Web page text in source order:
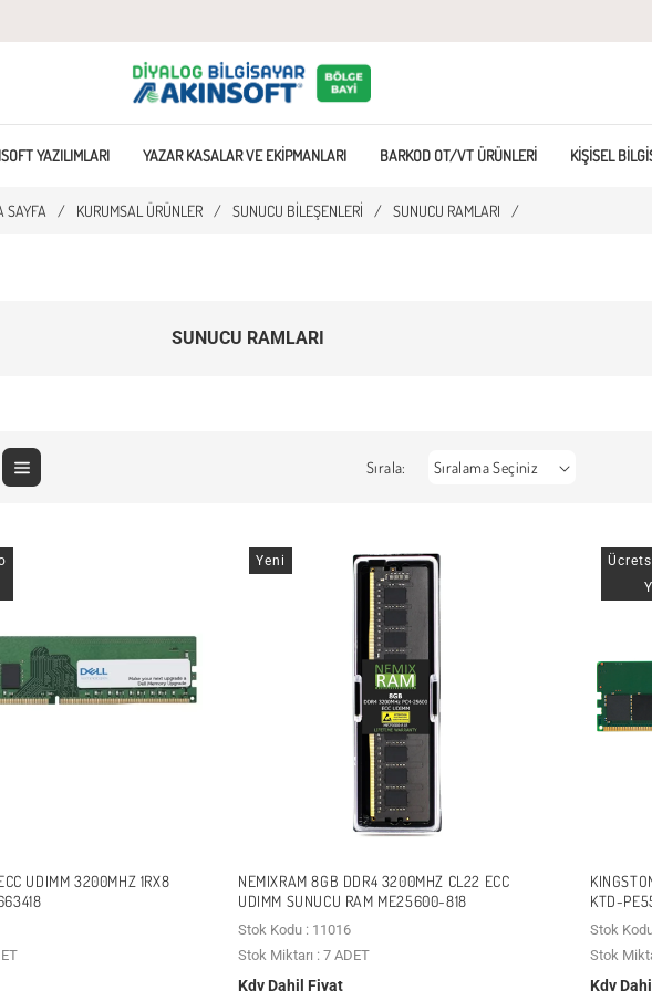
YAZILIMLARI YAZAR KASALAR VE EKIPMANLARI BARKOD OT/VT ÜRÜNLERI KIŞISEL
SAYFA / KURUMSAL ÜRÜNLER / SUNUCU BILEŞENLERI / SUNUCU RAMLARI /
SUNUCU RAMLARI
Sırala:
UDIMM 3200MHZ 1RX8
Yeni
NEMIXRAM 8GB DDR4 3200MHZ CL22 ECC
UDIMM SUNUCU RAM ME25600-818
Stok Kodu : 11016
Stok Miktarı : 7 ADET
Kdv Dahil Fiyat
KTD-
Stok
Stok
Kdv